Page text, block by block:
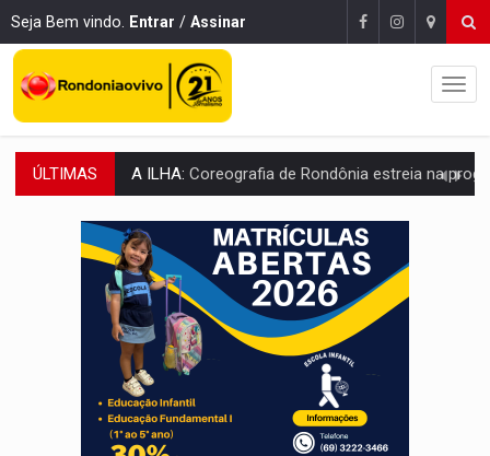
Seja Bem vindo. Entrar / Assinar
ÚLTIMAS ELEIÇÕES 2026:Sgt. Mouza esclarece 'erro de digitação' em declaração de
JUDICIÁRIO:Sinjur parabeniza servidores pelo adicional de incentivo com
Publicação Legal:AVISO DE LICITAÇÃO: Pregão Eletrônico Nº 12/2026
BR-364:Polícia apreende mais de uma tonelada de drogas em fundo
EMOCIONE: PRESENTES: Confira os sorteados na promoção
VOVÔ LADRÃO: Idoso é filmado furtando bicicleta na frente
JUSTIÇA: Comarca de Nova Mamoré terá seu primeiro